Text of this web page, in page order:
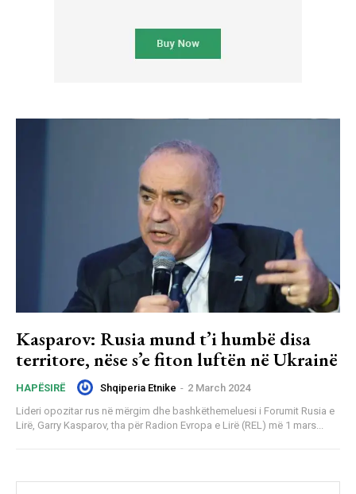
Kasparov: Rusia mund t’i humbë disa
territore, nëse s’e fiton luftën në Ukrainë
HAPËSIRË Shqiperia Etnike - 2 March 2024
Lideri opozitar rus në mërgim dhe bashkëthemeluesi i Forumit Rusia e
Lirë, Garry Kasparov, tha për Radion Evropa e Lirë (REL) më 1 mars...